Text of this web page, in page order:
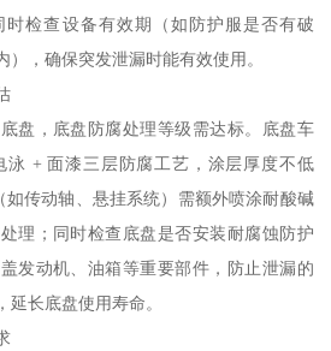
检查设备有效期（如防护服是否有破
，确保突发泄漏时能有效使用。​
盘，底盘防腐处理等级需达标。底盘车
泳 + 面漆三层防腐工艺，涂层厚度不低
如传动轴、悬挂系统）需额外喷涂耐酸碱
理；同时检查底盘是否安装耐腐蚀防护
发动机、油箱等重要部件，防止泄漏的
长底盘使用寿命。​